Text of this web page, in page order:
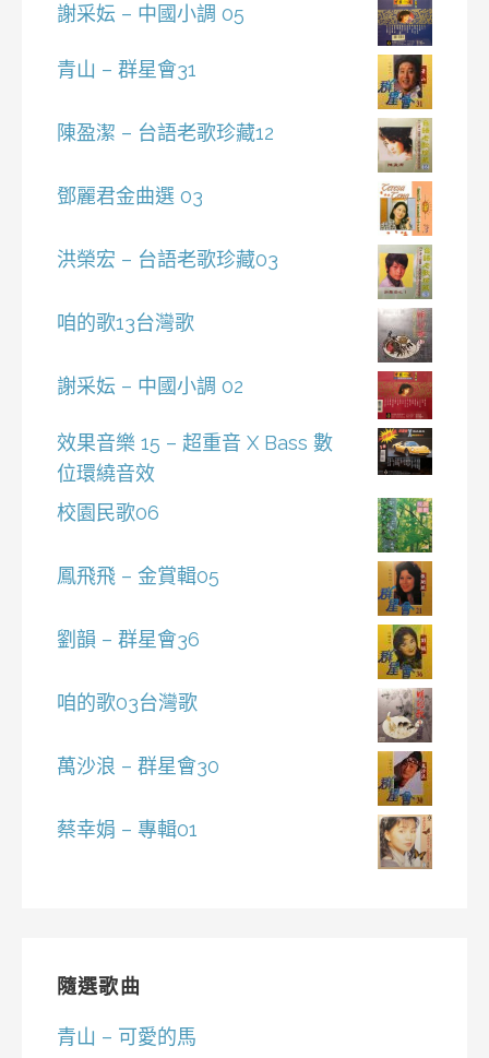
謝采妘 – 中國小調 05
青山 – 群星會31
陳盈潔 – 台語老歌珍藏12
鄧麗君金曲選 03
洪榮宏 – 台語老歌珍藏03
咱的歌13台灣歌
謝采妘 – 中國小調 02
效果音樂 15 – 超重音 X Bass 數
位環繞音效
校園民歌06
鳳飛飛 – 金賞輯05
劉韻 – 群星會36
咱的歌03台灣歌
萬沙浪 – 群星會30
蔡幸娟 – 專輯01
隨選歌曲
青山 – 可愛的馬